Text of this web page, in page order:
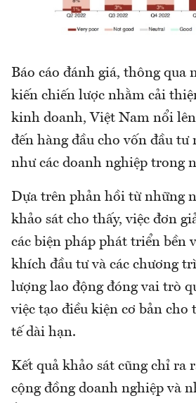
Báo cáo đánh giá, thông qua
kiến chiến lược nhằm cải
kinh doanh, Việt Nam nổi
đến hàng đầu cho vốn đầu tư
như các doanh nghiệp trong
Dựa trên phản hồi từ những
khảo sát cho thấy, việc đơn
các biện pháp phát triển bền
khích đầu tư và các chương
lượng lao động đóng vai trò
việc tạo điều kiện cơ bản
tế dài hạn.
Kết quả khảo sát cũng chỉ ra
cộng đồng doanh nghiệp và